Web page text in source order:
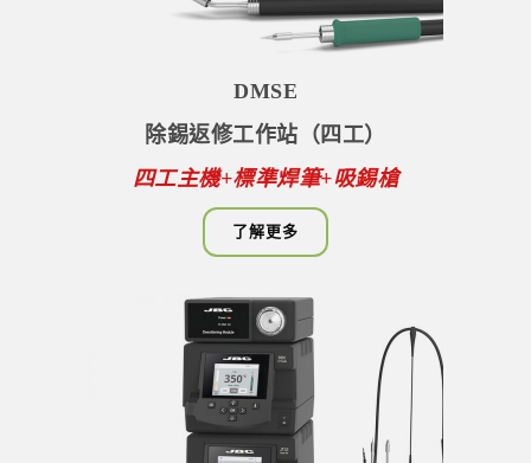
DMSE
除錫返修工作站（四工）
四工主機+標準焊筆+吸錫槍
了解更多